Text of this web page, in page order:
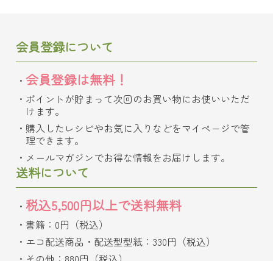
会員登録について
会員登録は無料！
ポイントが貯まって次回のお買い物にお使いいただ
けます。
購入したレシピやお気に入りなどをマイページで管
理できます。
メールマガジンでお得な情報をお届けします。
送料について
税込5,500円以上で送料無料
書籍：0円（税込）
エコ配送商品・配送型型紙：330円（税込）